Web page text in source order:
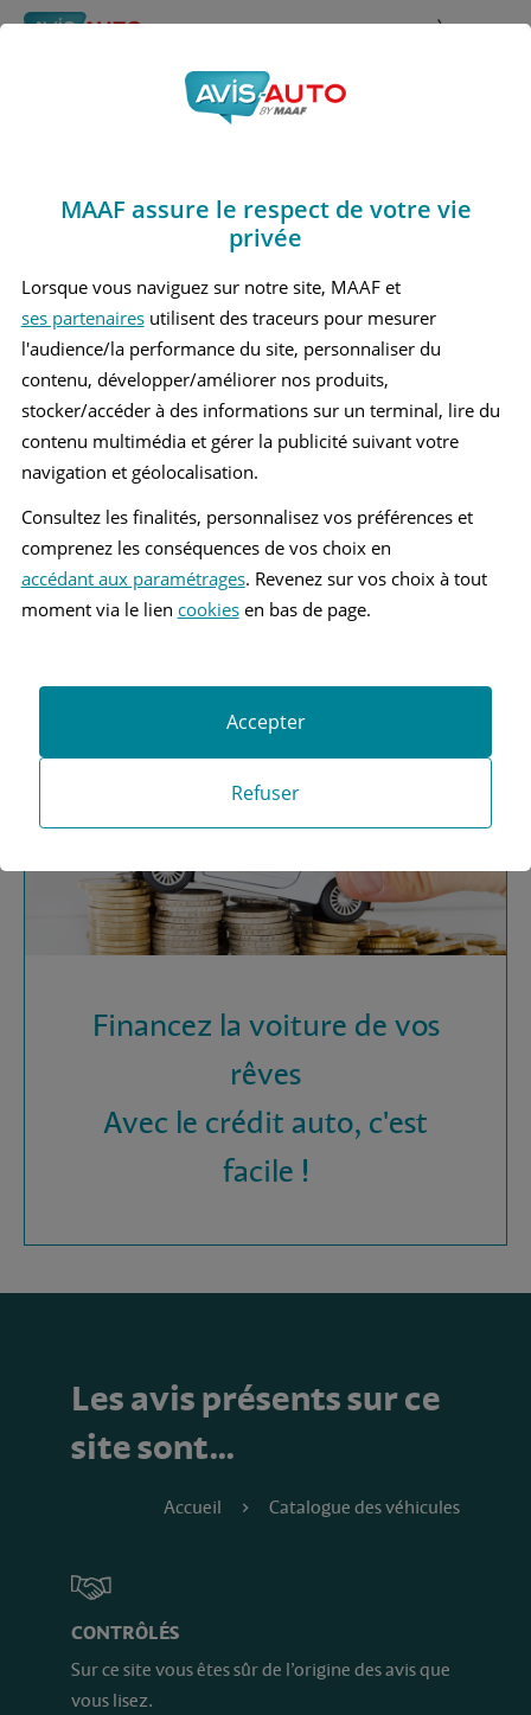
Rechercher À propos
Obtenir un devis d'assurance auto MAAF
Avis Cupra Leon
CUPRA LEON 4 BERLINE
Vous recherchez une
Obtenez vos devis MAAF
Financez la voiture de vos
rêves
Avec le crédit auto, c'est
facile !
Les avis présents sur ce
site sont…
Accueil Catalogue des véhicules
CONTRÔLÉS
Sur ce site vous êtes sûr de l’origine des avis que
vous lisez.
MAAF assure le respect de votre vie
privée
Lorsque vous naviguez sur notre site, MAAF et
ses partenairesutilisent des traceurs pour mesurer
l'audience/la performance du site, personnaliser du
contenu, développer/améliorer nos produits,
stocker/accéder à des informations sur un terminal, lire du
contenu multimédia et gérer la publicité suivant votre
navigation et géolocalisation.
Consultez les finalités, personnalisez vos préférences et
comprenez les conséquences de vos choix en
accédant aux paramétrages. Revenez sur vos choix à tout
moment via le lien cookiesen bas de page.
Refuser
Accepter